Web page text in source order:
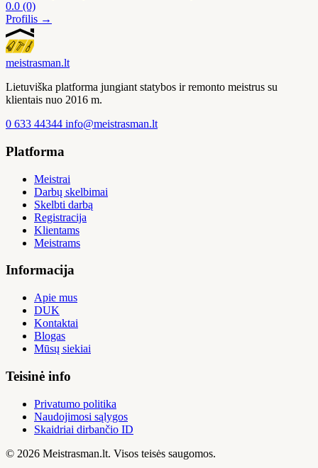
0.0 (0)
Profilis →
meistrasman.lt
Lietuviška platforma jungiant statybos ir remonto meistrus su
klientais nuo 2016 m.
0 633 44344 info@meistrasman.lt
Platforma
Meistrai
Darbų skelbimai
Skelbti darbą
Registracija
Klientams
Meistrams
Informacija
Apie mus
DUK
Kontaktai
Blogas
Mūsų siekiai
Teisinė info
Privatumo politika
Naudojimosi sąlygos
Skaidriai dirbančio ID
© 2026 Meistrasman.lt. Visos teisės saugomos.